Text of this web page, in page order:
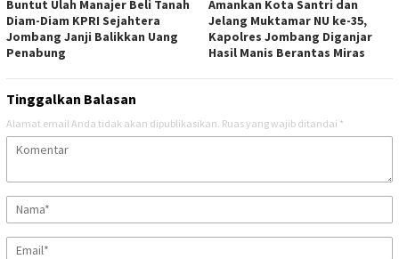
Buntut Ulah Manajer Beli Tanah
Diam-Diam KPRI Sejahtera
Jombang Janji Balikkan Uang
Penabung
Amankan Kota Santri dan
Jelang Muktamar NU ke-35,
Kapolres Jombang Diganjar
Hasil Manis Berantas Miras
Tinggalkan Balasan
Alamat email Anda tidak akan dipublikasikan. Ruas yang wajib ditandai *